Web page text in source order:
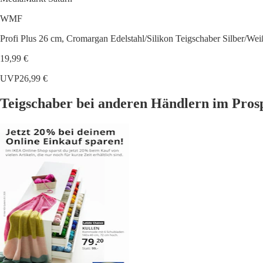
WMF
Profi Plus 26 cm, Cromargan Edelstahl/Silikon Teigschaber Silber/
19,99 €
UVP26,99 €
Teigschaber bei anderen Händlern im